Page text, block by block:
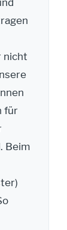
nicht
für
Beim